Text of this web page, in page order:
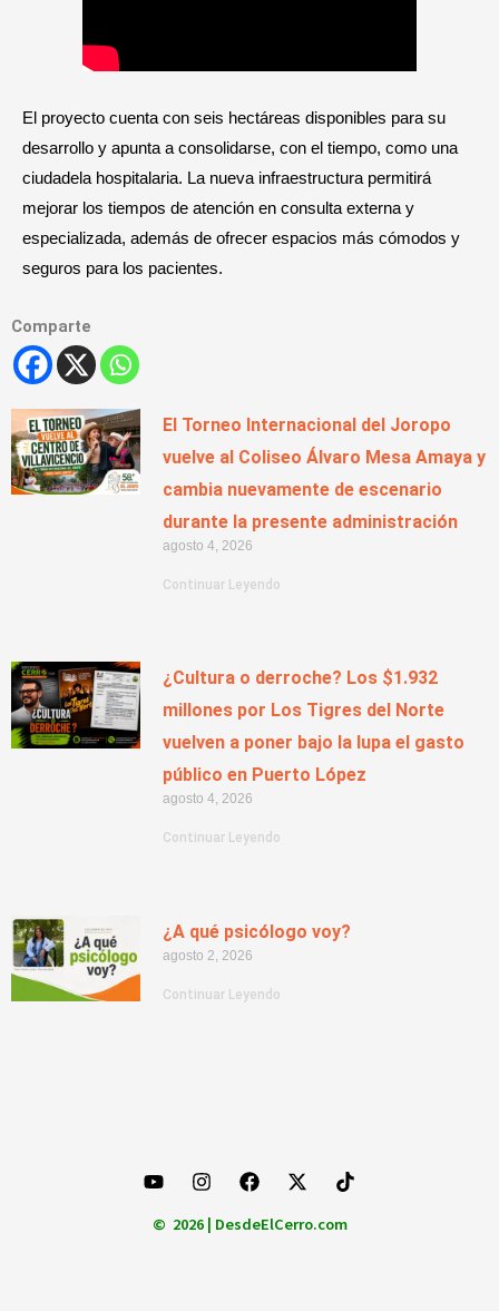
El proyecto cuenta con seis hectáreas disponibles para su
desarrollo y apunta a consolidarse, con el tiempo, como una
ciudadela hospitalaria. La nueva infraestructura permitirá
mejorar los tiempos de atención en consulta externa y
especializada, además de ofrecer espacios más cómodos y
seguros para los pacientes.
Comparte
El Torneo Internacional del Joropo
vuelve al Coliseo Álvaro Mesa Amaya y
cambia nuevamente de escenario
durante la presente administración
agosto 4, 2026
Continuar Leyendo
¿Cultura o derroche? Los $1.932
millones por Los Tigres del Norte
vuelven a poner bajo la lupa el gasto
público en Puerto López
agosto 4, 2026
Continuar Leyendo
¿A qué psicólogo voy?
agosto 2, 2026
Continuar Leyendo
© 2026 | DesdeElCerro.com